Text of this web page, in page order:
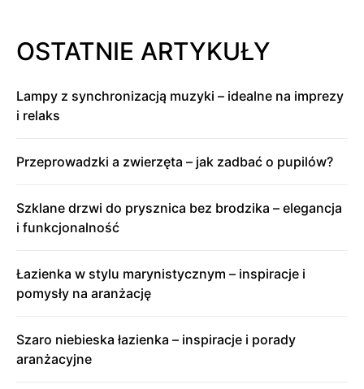
OSTATNIE ARTYKUŁY
Lampy z synchronizacją muzyki – idealne na imprezy
i relaks
Przeprowadzki a zwierzęta – jak zadbać o pupilów?
Szklane drzwi do prysznica bez brodzika – elegancja
i funkcjonalność
Łazienka w stylu marynistycznym – inspiracje i
pomysły na aranżację
Szaro niebieska łazienka – inspiracje i porady
aranżacyjne